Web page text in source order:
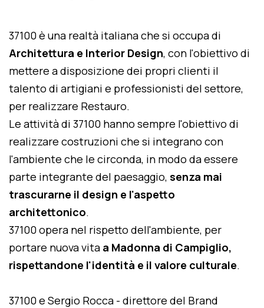
37100 è una realtà italiana che si occupa di
Architettura e Interior Design, con l'obiettivo di
mettere a disposizione dei propri clienti il
talento di artigiani e professionisti del settore,
per realizzare Restauro.
Le attività di 37100 hanno sempre l'obiettivo di
realizzare costruzioni che si integrano con
l'ambiente che le circonda, in modo da essere
parte integrante del paesaggio, senza mai
trascurarne il design e l'aspetto
architettonico.
37100 opera nel rispetto dell'ambiente, per
portare nuova vita a Madonna di Campiglio,
rispettandone l'identità e il valore culturale.
37100 e Sergio Rocca - direttore del Brand